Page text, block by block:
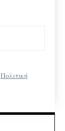
Πολιτική